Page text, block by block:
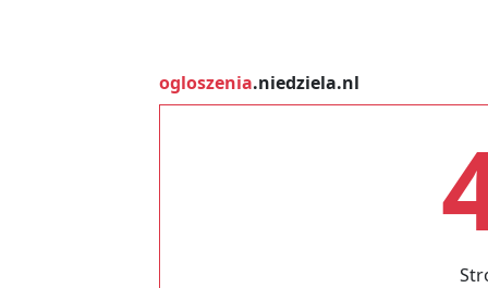
ogloszenia.niedziela.nl